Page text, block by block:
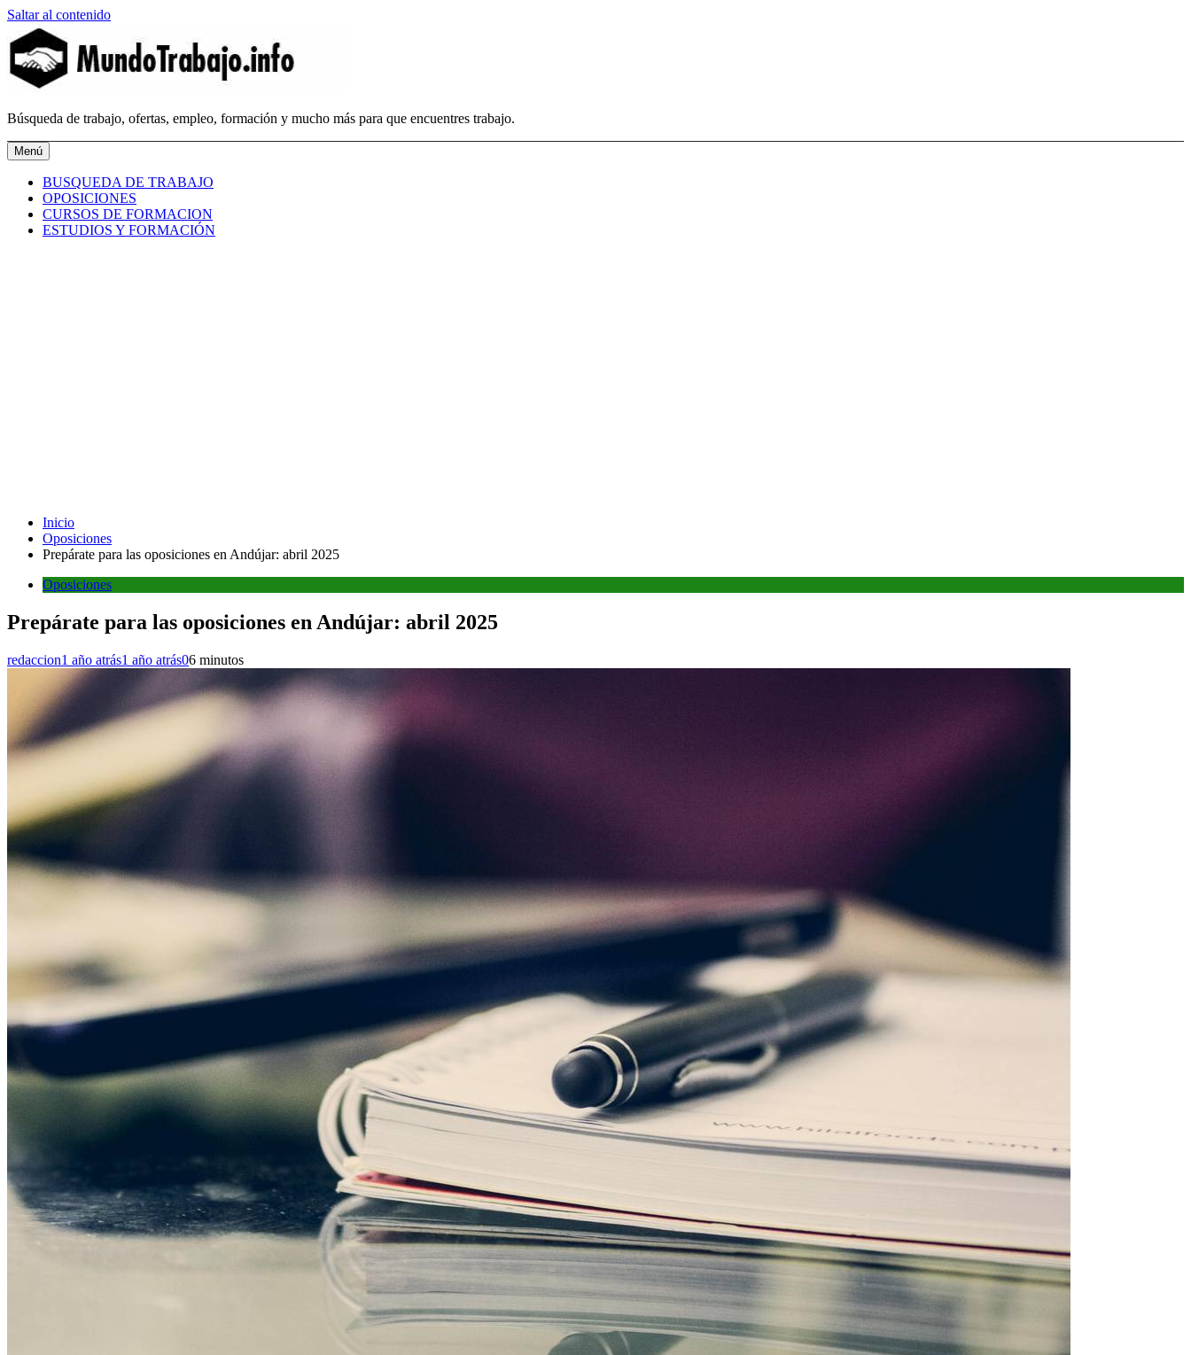
Saltar al contenido
MundoTrabajo.info
Búsqueda de trabajo, ofertas, empleo, formación y mucho más para que encuentres trabajo.
Menú
BUSQUEDA DE TRABAJO
OPOSICIONES
CURSOS DE FORMACION
ESTUDIOS Y FORMACIÓN
Inicio
Oposiciones
Prepárate para las oposiciones en Andújar: abril 2025
Oposiciones
Prepárate para las oposiciones en Andújar: abril 2025
redaccion1 año atrás1 año atrás06 minutos